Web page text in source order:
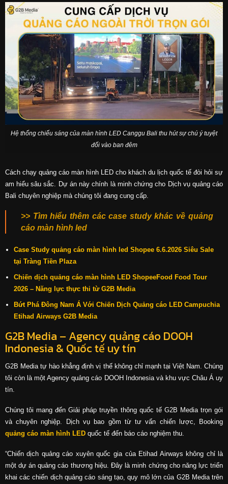
Hệ thống chiếu sáng của màn hình LED Canggu Bali thu hút sự chú ý tuyệt
đối vào ban đêm
Cách chạy quảng cáo màn hình LED cho khách du lịch quốc tế đòi hỏi sự
am hiểu sâu sắc. Dự án này chính là minh chứng cho Dịch vụ quảng cáo
Bali chuyên nghiệp mà chúng tôi đang cung cấp.
>> Tìm hiểu thêm các case study khác về quảng
cáo màn hình led
Case Study quảng cáo màn hình led Shopee 6.6.2026 Siêu Sale
tại Tràng Tiền Plaza
Chiến dịch quảng cáo màn hình LED ShopeeFood Food Tour
2026 – Năng lực thực thi từ G2B Media
Bứt Phá Đông Nam Á Với Chiến Dịch Quảng cáo LED Campuchia
Etihad Airways G2B Media
G2B Media – Agency quảng cáo DOOH
Indonesia & Quốc tế uy tín
G2B Media tự hào khẳng định vị thế không chỉ mạnh tại Việt Nam. Chúng
tôi còn là một Agency quảng cáo DOOH Indonesia và khu vực Châu Á uy
tín.
Chúng tôi mang đến Giải pháp truyền thông quốc tế G2B Media trọn gói
và chuyên nghiệp. Dịch vụ bao gồm từ tư vấn chiến lược, Booking
quảng cáo màn hình LEDquốc tế đến báo cáo nghiệm thu.
“Chiến dịch quảng cáo xuyên quốc gia của Etihad Airways không chỉ là
một dự án quảng cáo thương hiệu. Đây là minh chứng cho năng lực triển
khai các chiến dịch quảng cáo sáng tạo, quy mô lớn của G2B Media trên